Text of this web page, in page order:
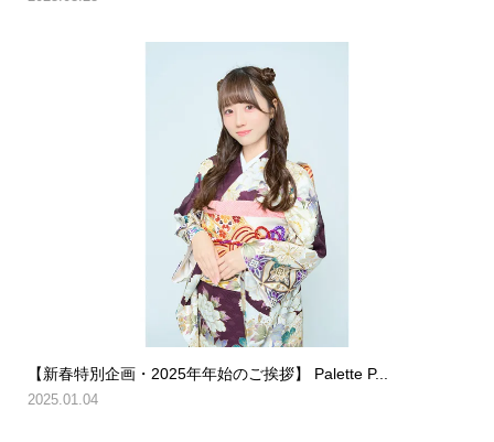
【新春特別企画・2025年年始のご挨拶】 Palette P...
2025.01.04